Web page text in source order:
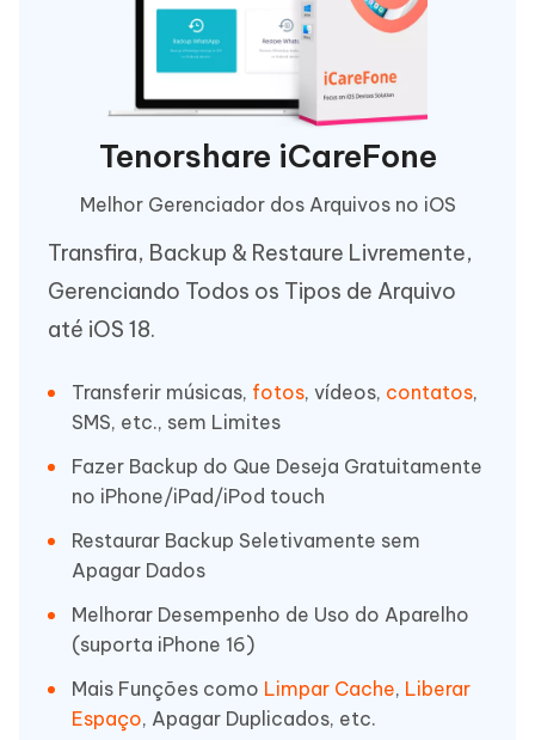
Tenorshare iCareFone
Melhor Gerenciador dos Arquivos no iOS
Transfira, Backup & Restaure Livremente,
Gerenciando Todos os Tipos de Arquivo
até iOS 18.
Transferir músicas, fotos, vídeos, contatos,
SMS, etc., sem Limites
Fazer Backup do Que Deseja Gratuitamente
no iPhone/iPad/iPod touch
Restaurar Backup Seletivamente sem
Apagar Dados
Melhorar Desempenho de Uso do Aparelho
(suporta iPhone 16)
Mais Funções como Limpar Cache, Liberar
Espaço, Apagar Duplicados, etc.